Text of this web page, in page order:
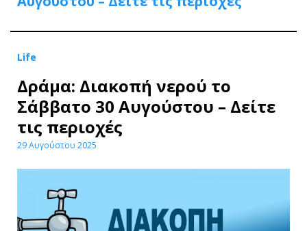
Life
Δράμα: Διακοπή νερού το
Σάββατο 30 Αυγούστου – Δείτε
τις περιοχές
29 Αυγούστου 2025